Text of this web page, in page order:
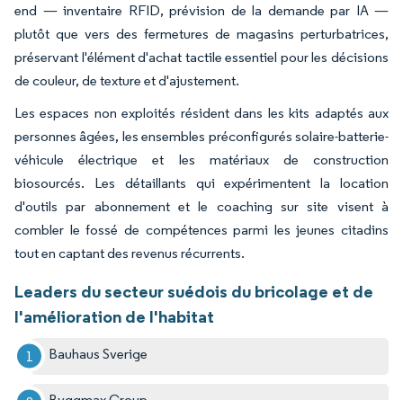
end — inventaire RFID, prévision de la demande par IA —
plutôt que vers des fermetures de magasins perturbatrices,
préservant l'élément d'achat tactile essentiel pour les décisions
de couleur, de texture et d'ajustement.
Les espaces non exploités résident dans les kits adaptés aux
personnes âgées, les ensembles préconfigurés solaire-batterie-
véhicule électrique et les matériaux de construction
biosourcés. Les détaillants qui expérimentent la location
d'outils par abonnement et le coaching sur site visent à
combler le fossé de compétences parmi les jeunes citadins
tout en captant des revenus récurrents.
Leaders du secteur suédois du bricolage et de
l'amélioration de l'habitat
Bauhaus Sverige